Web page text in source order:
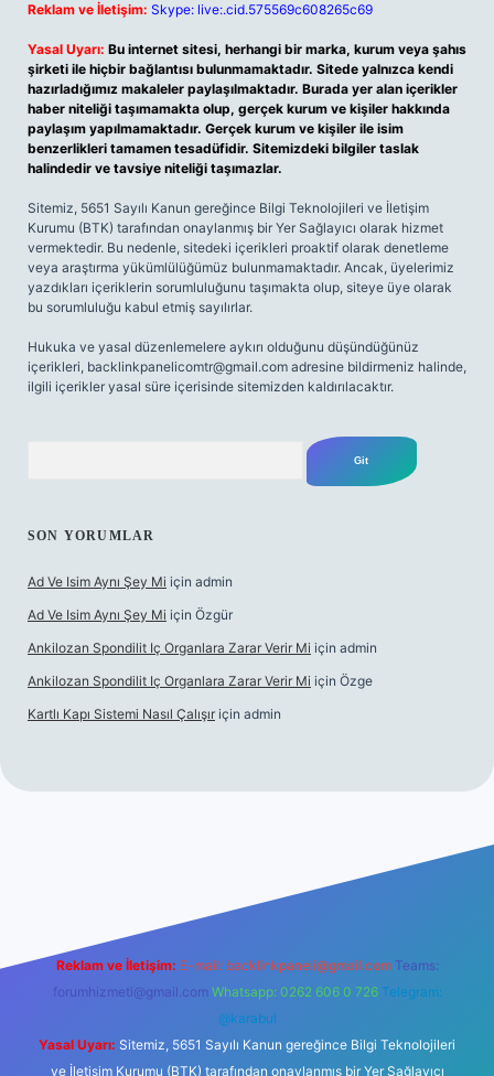
Reklam ve İletişim: Skype: live:.cid.575569c608265c69
Yasal Uyarı: Bu internet sitesi, herhangi bir marka, kurum veya şahıs
şirketi ile hiçbir bağlantısı bulunmamaktadır. Sitede yalnızca kendi
hazırladığımız makaleler paylaşılmaktadır. Burada yer alan içerikler
haber niteliği taşımamakta olup, gerçek kurum ve kişiler hakkında
paylaşım yapılmamaktadır. Gerçek kurum ve kişiler ile isim
benzerlikleri tamamen tesadüfidir. Sitemizdeki bilgiler taslak
halindedir ve tavsiye niteliği taşımazlar.
Sitemiz, 5651 Sayılı Kanun gereğince Bilgi Teknolojileri ve İletişim
Kurumu (BTK) tarafından onaylanmış bir Yer Sağlayıcı olarak hizmet
vermektedir. Bu nedenle, sitedeki içerikleri proaktif olarak denetleme
veya araştırma yükümlülüğümüz bulunmamaktadır. Ancak, üyelerimiz
yazdıkları içeriklerin sorumluluğunu taşımakta olup, siteye üye olarak
bu sorumluluğu kabul etmiş sayılırlar.
Hukuka ve yasal düzenlemelere aykırı olduğunu düşündüğünüz
içerikleri, backlinkpanelicomtr@gmail.com adresine bildirmeniz halinde,
ilgili içerikler yasal süre içerisinde sitemizden kaldırılacaktır.
SON YORUMLAR
Ad Ve Isim Aynı Şey Mi için admin
Ad Ve Isim Aynı Şey Mi için Özgür
Ankilozan Spondilit Iç Organlara Zarar Verir Mi için admin
Ankilozan Spondilit Iç Organlara Zarar Verir Mi için Özge
Kartlı Kapı Sistemi Nasıl Çalışır için admin
Reklam ve İletişim: E-mail: backlinkpaneli@gmail.com Teams:
forumhizmeti@gmail.com Whatsapp: 0262 606 0 726 Telegram:
@karabul
Yasal Uyarı: Sitemiz, 5651 Sayılı Kanun gereğince Bilgi Teknolojileri
ve İletişim Kurumu (BTK) tarafından onaylanmış bir Yer Sağlayıcı